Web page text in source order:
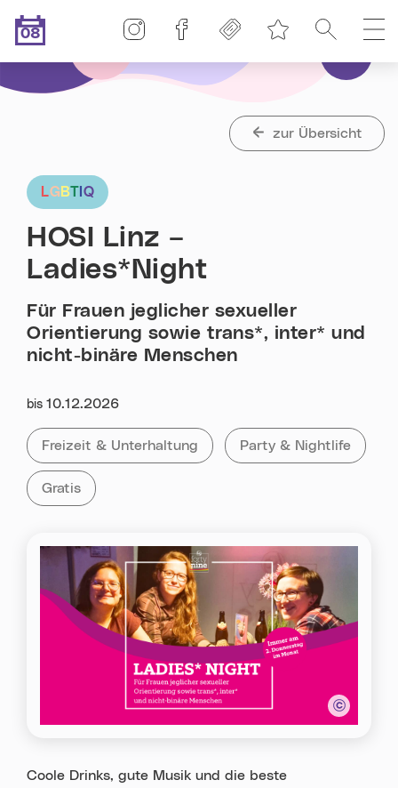
Heute ist der
08
Suche
Freikarten
Linz-Termine auf Facebook
Linz-Termine auf Instagram
zur Übersicht
LG BT Q
HOSI Linz –
Ladies*Night
Für Frauen jeglicher sexueller
Orientierung sowie trans*, inter* und
nicht-binäre Menschen
Datum:
bis 10.12.2026
Kategorie:
Alle Veranstaltungen der Kategorie
Freizeit & Unterhaltung Tag:Alle Veranstaltungen
Party & Nightlife
Alle Veranstaltungen mit „Gratis„
Gratis
Coole Drinks, gute Musik und die beste